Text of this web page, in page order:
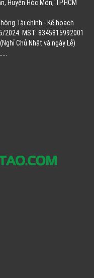
Huyện Hóc Môn, TP.HCM
Tài chính - Kế hoạch
2024. MST: 8345815992001
Chủ Nhật và ngày Lễ)